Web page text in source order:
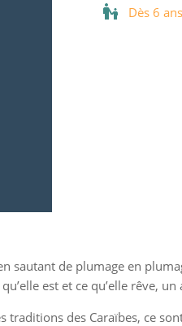
Dès 6 ans
sautant de plumage en
est et ce qu’elle rêve,
des Caraïbes, ce